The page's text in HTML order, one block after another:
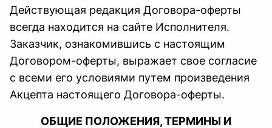
Действующая редакция Договора-оферты
всегда находится на сайте Исполнителя.
Заказчик, ознакомившись с настоящим
Договором-оферты, выражает свое согласие
с всеми его условиями путем произведения
Акцепта настоящего Договора-оферты.
ОБЩИЕ ПОЛОЖЕНИЯ, ТЕРМИНЫ И